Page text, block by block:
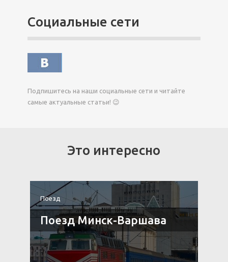
Социальные сети
Подпишитесь на наши социальные сети и читайте
самые актуальные статьи! 😉
Это интересно
Поезд
Поезд Минск-Варшава